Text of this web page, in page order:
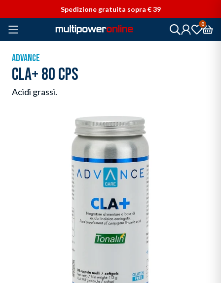
Spedizione gratuita sopra € 39
0
ADVANCE
CLA+ 80 CPS
Acidi grassi.